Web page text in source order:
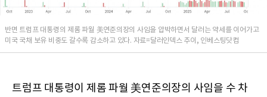
반면 트럼프 대통령의 제롬 파월 美연준의장의 사임을 압박하면서 달러는 약세를 이어가고
미국 국채 보유 비중도 갈수록 감소하고 있다. 자료=달러인덱스 추이, 인베스팅닷컴
트럼프 대통령이 제롬 파월 美연준의장의 사임을 수 차